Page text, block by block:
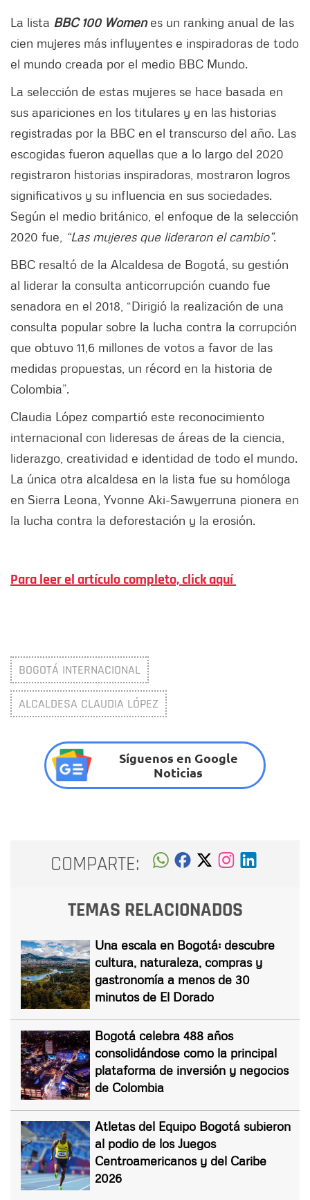
La lista BBC 100 Womenes un ranking anual de las
cien mujeres más influyentes e inspiradoras de todo
el mundo creada por el medio BBC Mundo.
La selección de estas mujeres se hace basada en
sus apariciones en los titulares y en las historias
registradas por la BBC en el transcurso del año. Las
escogidas fueron aquellas que a lo largo del 2020
registraron historias inspiradoras, mostraron logros
significativos y su influencia en sus sociedades.
Según el medio británico, el enfoque de la selección
2020 fue, “Las mujeres que lideraron el cambio”.
BBC resaltó de la Alcaldesa de Bogotá, su gestión
al liderar la consulta anticorrupción cuando fue
senadora en el 2018, “Dirigió la realización de una
consulta popular sobre la lucha contra la corrupción
que obtuvo 11,6 millones de votos a favor de las
medidas propuestas, un récord en la historia de
Colombia”.
Claudia López compartió este reconocimiento
internacional con lideresas de áreas de la ciencia,
liderazgo, creatividad e identidad de todo el mundo.
La única otra alcaldesa en la lista fue su homóloga
en Sierra Leona, Yvonne Aki-Sawyerruna pionera en
la lucha contra la deforestación y la erosión.
Para leer el artículo completo, click aquí
BOGOTÁ INTERNACIONAL
ALCALDESA CLAUDIA LÓPEZ
Síguenos en Google
Noticias
COMPARTE:
TEMAS RELACIONADOS
Una escala en Bogotá: descubre
cultura, naturaleza, compras y
gastronomía a menos de 30
minutos de El Dorado
Bogotá celebra 488 años
consolidándose como la principal
plataforma de inversión y negocios
de Colombia
Atletas del Equipo Bogotá subieron
al podio de los Juegos
Centroamericanos y del Caribe
2026